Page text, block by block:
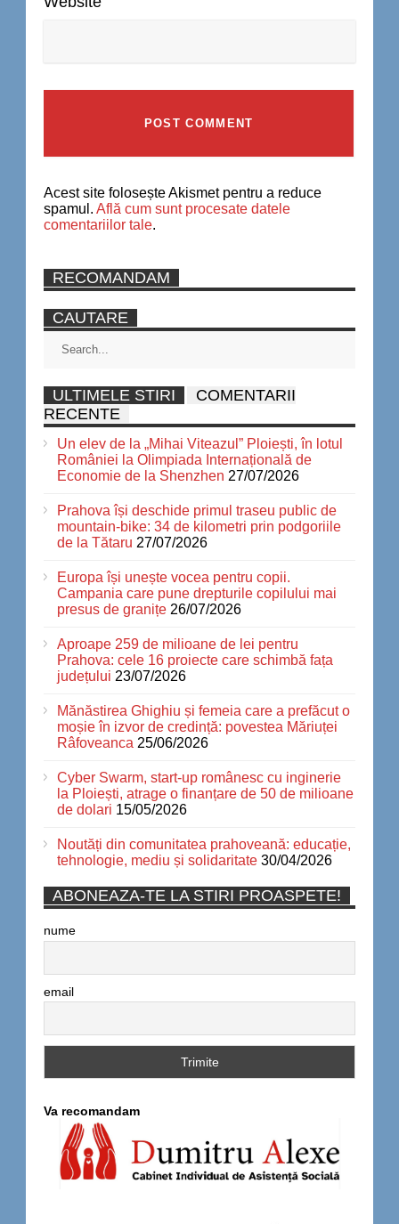
Acest site folosește Akismet pentru a reduce
spamul. Află cum sunt procesate datele
comentariilor tale.
RECOMANDAM
CAUTARE
ULTIMELE STIRI
COMENTARII
RECENTE
Un elev de la „Mihai Viteazul” Ploiești, în lotul
României la Olimpiada Internațională de
Economie de la Shenzhen 27/07/2026
Prahova își deschide primul traseu public de
mountain-bike: 34 de kilometri prin podgoriile
de la Tătaru 27/07/2026
Europa își unește vocea pentru copii.
Campania care pune drepturile copilului mai
presus de granițe 26/07/2026
Aproape 259 de milioane de lei pentru
Prahova: cele 16 proiecte care schimbă fața
județului 23/07/2026
Mănăstirea Ghighiu și femeia care a prefăcut o
moșie în izvor de credință: povestea Măriuței
Râfoveanca 25/06/2026
Cyber Swarm, start-up românesc cu inginerie
la Ploiești, atrage o finanțare de 50 de milioane
de dolari 15/05/2026
Noutăți din comunitatea prahoveană: educație,
tehnologie, mediu și solidaritate 30/04/2026
ABONEAZA-TE LA STIRI PROASPETE!
nume
email
Va recomandam